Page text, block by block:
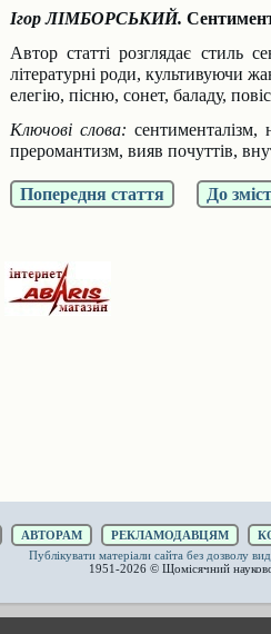
Ігор ЛІМБОРСЬКИЙ.
Автор статті розглядає стиль
літературні роди, культивуючи
елегію, пісню, сонет, баладу,
Ключові слова:сентименталізм,
преромантизм, вияв почуттів,
Попередня стаття До
АВТОРАМ РЕКЛАМОДАВЦЯМ
Публікувати матеріали сайта без дозволу
1951-2026 © Щомісячний